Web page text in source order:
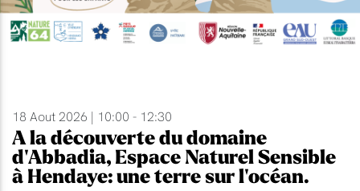
18 Aout 2026 | 10:00 - 12:30
A la découverte du domaine
d'Abbadia, Espace Naturel Sensible
à Hendaye: une terre sur l'océan.